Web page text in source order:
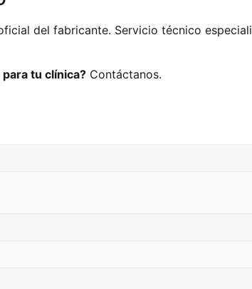
del fabricante. Servicio técnico
tu clínica? Contáctanos.